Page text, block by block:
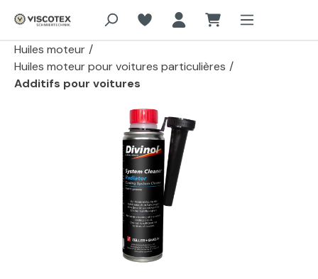
Aller au contenu principal
Huiles moteur /
Huiles moteur pour voitures particulières /
Additifs pour voitures
Passer la galerie d'images